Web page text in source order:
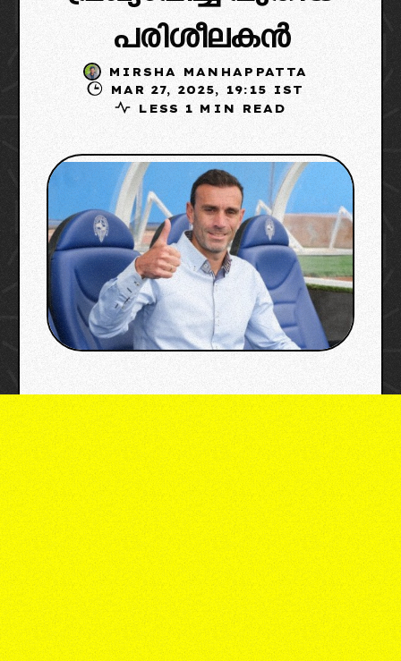
പരിശീലകൻ
MIRSHA MANHAPPATTA
MAR 27, 2025, 19:15 IST
LESS 1 MIN READ
Credits From x